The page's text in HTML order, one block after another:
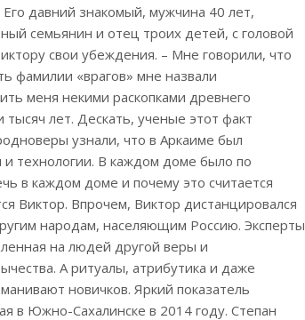
давний знакомый, мужчина 40 лет,
семьянин и отец троих детей, с головой
свои убеждения. – Мне говорили, что
фамилии «врагов» мне назвали
меня некими раскопками древнего
тысяч лет. Дескать, ученые этот факт
узнали, что в Аркаиме был
технологии. В каждом доме было по
в каждом доме и почему это считается
Виктор. Впрочем, Виктор дистанцировался
народам, населяющим Россию. Эксперты
на людей другой веры и
А ритуалы, атрибутика и даже
новичков. Яркий показатель
в Южно-Сахалинске в 2014 году. Степан